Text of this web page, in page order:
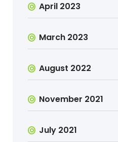
April 2023
March 2023
August 2022
November 2021
July 2021